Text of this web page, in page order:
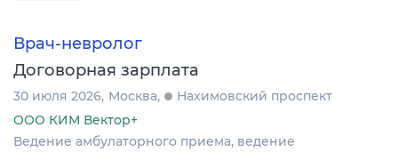
Врач-невролог
Договорная зарплата
30 июля 2026 Москва
Нахимовский проспект
ООО КИМ Вектор+
Ведение амбулаторного приема, ведение